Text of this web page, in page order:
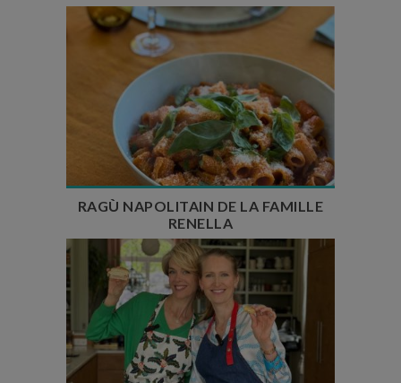
Temps de préparation : 25 min
Temps de cuisson : 3h
Temps de repos : 1h
Nombre de couverts : 8
RAGÙ NAPOLITAIN DE LA FAMILLE
RENELLA
Temps de préparation : 15 min
Nombre de couverts : 6